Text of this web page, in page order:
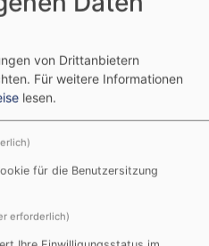
Kirchengemeinden
Diese sind
Rechts,
Katharina Seeburg.
keine Verantwortung
Kleinsorheim-
von Drittanbietern
Für weitere Informationen
lesen.
für die Benutzersitzung
erforderlich)